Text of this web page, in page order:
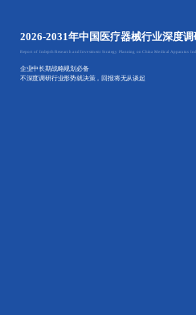
2026-2031年中国医疗器械行业深度
Report of Indepth Research and Investment Strategy Planning on China Medical Apparatus
企业中长期战略规划必备
不深度调研行业形势就决策，回报将无从谈起